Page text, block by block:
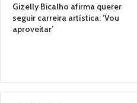
Gizelly Bicalho afirma querer
seguir carreira artística: ‘Vou
aproveitar’